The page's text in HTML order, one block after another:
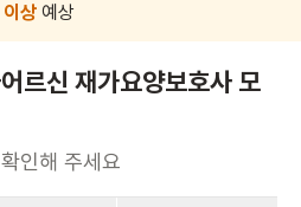
상 예상
르신 재가요양보호사 모
인해 주세요